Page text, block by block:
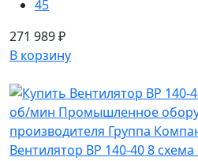
45
271 989 ₽
В корзину
Вентилятор ВР 140-40 8 схема